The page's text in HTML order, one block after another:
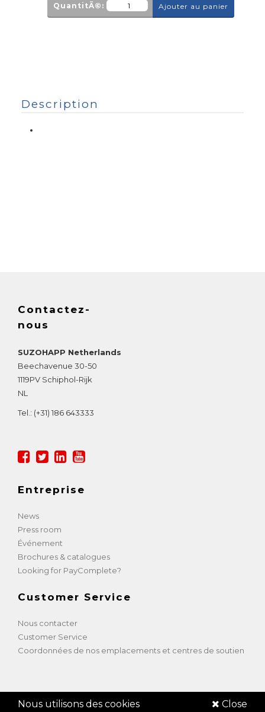
QuantitÃ©: Ajouter au panier
Description
Nous utilisons des cookies
Close
Contactez-
nous
SUZOHAPP Netherlands
Beechavenue 30-50
1119PV Schiphol-Rijk
NL
Tel.: (+31) 186 643333
Entreprise
News
Press room
Événement
Brochures & catalogues
Looking for PayComplete?
Customer Service
Nous contacter
Customer Service
Coordonnées de nos emplacements et centres de soutien